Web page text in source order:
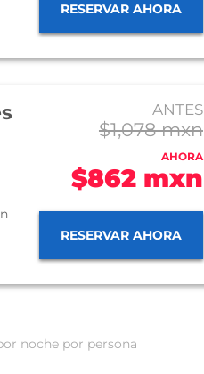
RESERVAR AHORA
ANTES
$1,078 mxn
AHORA
$862 mxn
RESERVAR AHORA
noche por persona